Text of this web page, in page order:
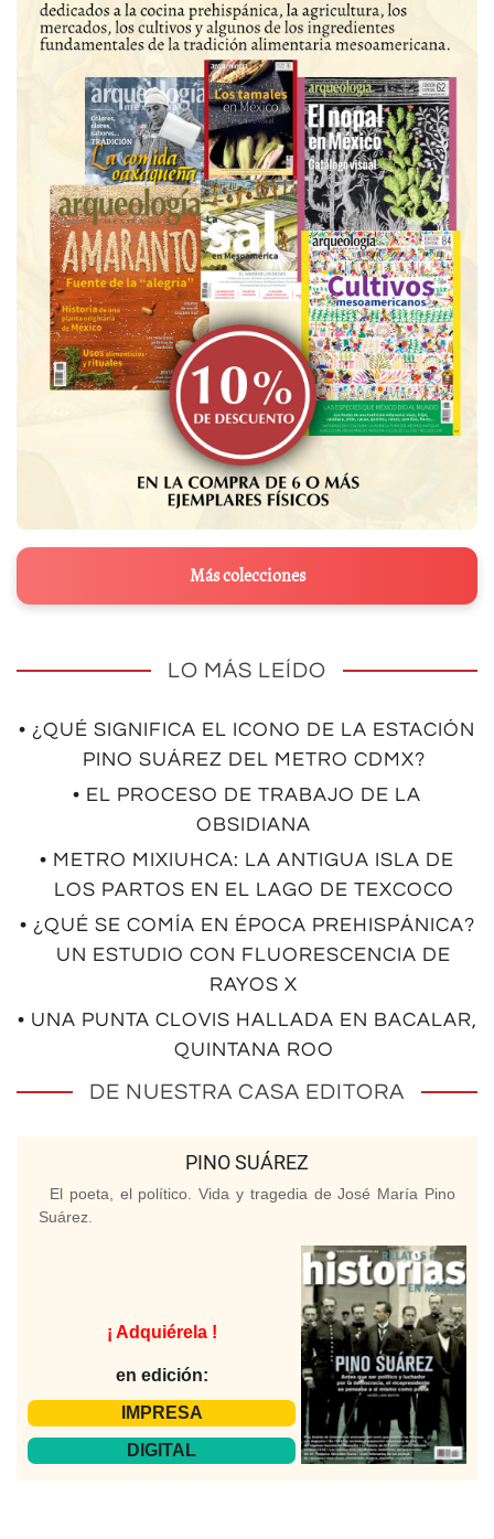
Más colecciones
LO MÁS LEÍDO
• ¿QUÉ SIGNIFICA EL ICONO DE LA ESTACIÓN
PINO SUÁREZ DEL METRO CDMX?
• EL PROCESO DE TRABAJO DE LA
OBSIDIANA
• METRO MIXIUHCA: LA ANTIGUA ISLA DE
LOS PARTOS EN EL LAGO DE TEXCOCO
• ¿QUÉ SE COMÍA EN ÉPOCA PREHISPÁNICA?
UN ESTUDIO CON FLUORESCENCIA DE
RAYOS X
• UNA PUNTA CLOVIS HALLADA EN BACALAR,
QUINTANA ROO
DE NUESTRA CASA EDITORA
PINO SUÁREZ
El poeta, el político. Vida y tragedia de José María Pino
Suárez.
¡ Adquiérela !
en edición:
IMPRESA
DIGITAL